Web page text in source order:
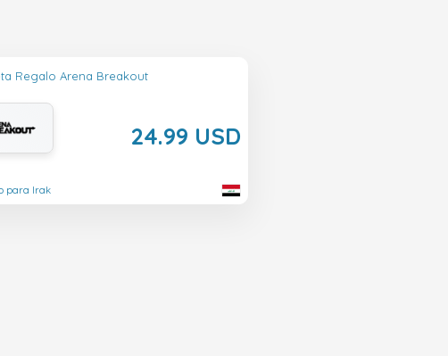
Regalo Arena Breakout
24.99 USD
para Irak